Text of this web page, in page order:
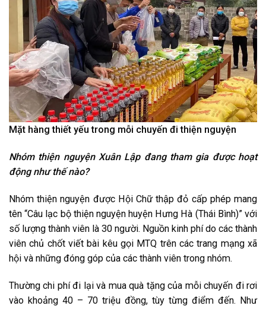
Mặt hàng thiết yếu trong mỗi chuyến đi thiện nguyện
Nhóm thiện nguyện Xuân Lập đang tham gia được hoạt
động như thế nào?
Nhóm thiện nguyện được Hội Chữ thập đỏ cấp phép mang
tên “Câu lạc bộ thiện nguyện huyện Hưng Hà (Thái Bình)” với
số lượng thành viên là 30 người. Nguồn kinh phí do các thành
viên chủ chốt viết bài kêu gọi MTQ trên các trang mạng xã
hội và những đóng góp của các thành viên trong nhóm.
Thường chi phí đi lại và mua quà tặng của mỗi chuyến đi rơi
vào khoảng 40 – 70 triệu đồng, tùy từng điểm đến. Như